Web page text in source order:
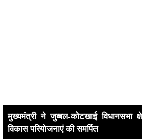
मुख्यमंत्री ने जुब्बल-कोटखाई विधानसभा
विकास परियोजनाएं की समर्पित